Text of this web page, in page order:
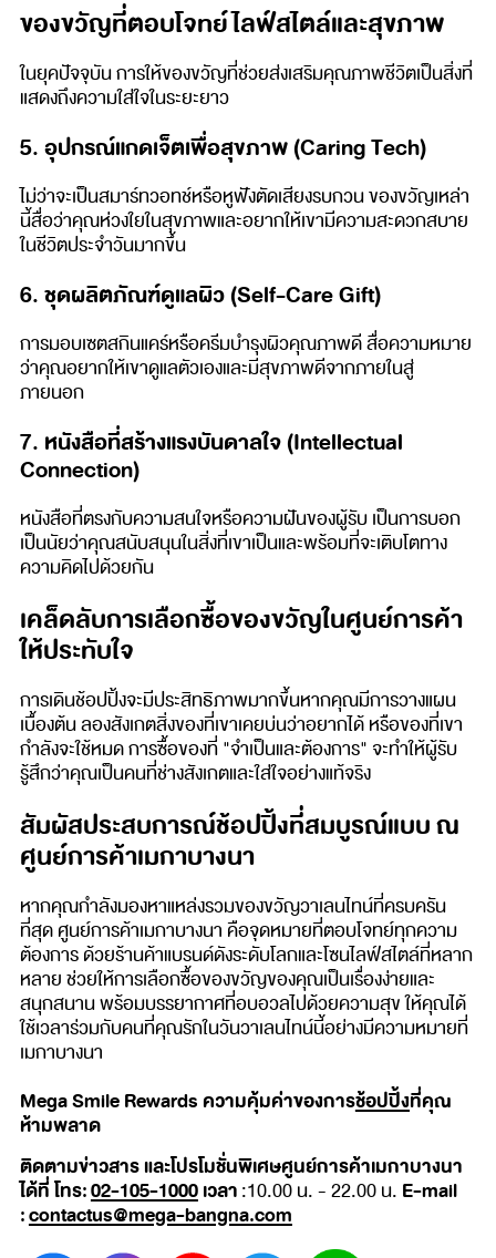
ของขวัญที่ตอบโจทย์ไลฟ์สไตล์และสุขภาพ
ในยุคปัจจุบัน การให้ของขวัญที่ช่วยส่งเสริมคุณภาพชีวิตเป็นสิ่งที่
แสดงถึงความใส่ใจในระยะยาว
5. อุปกรณ์แกดเจ็ตเพื่อสุขภาพ (Caring Tech)
ไม่ว่าจะเป็นสมาร์ทวอทช์หรือหูฟังตัดเสียงรบกวน ของขวัญเหล่า
นี้สื่อว่าคุณห่วงใยในสุขภาพและอยากให้เขามีความสะดวกสบาย
ในชีวิตประจำวันมากขึ้น
6. ชุดผลิตภัณฑ์ดูแลผิว (Self-Care Gift)
การมอบเซตสกินแคร์หรือครีมบำรุงผิวคุณภาพดี สื่อความหมาย
ว่าคุณอยากให้เขาดูแลตัวเองและมีสุขภาพดีจากภายในสู่
ภายนอก
7. หนังสือที่สร้างแรงบันดาลใจ (Intellectual
Connection)
หนังสือที่ตรงกับความสนใจหรือความฝันของผู้รับ เป็นการบอก
เป็นนัยว่าคุณสนับสนุนในสิ่งที่เขาเป็นและพร้อมที่จะเติบโตทาง
ความคิดไปด้วยกัน
เคล็ดลับการเลือกซื้อของขวัญในศูนย์การค้า
ให้ประทับใจ
การเดินช้อปปิ้งจะมีประสิทธิภาพมากขึ้นหากคุณมีการวางแผน
เบื้องต้น ลองสังเกตสิ่งของที่เขาเคยบ่นว่าอยากได้ หรือของที่เขา
กำลังจะใช้หมด การซื้อของที่ "จำเป็นและต้องการ" จะทำให้ผู้รับ
รู้สึกว่าคุณเป็นคนที่ช่างสังเกตและใส่ใจอย่างแท้จริง
สัมผัสประสบการณ์ช้อปปิ้งที่สมบูรณ์แบบ ณ
ศูนย์การค้าเมกาบางนา
หากคุณกำลังมองหาแหล่งรวมของขวัญวาเลนไทน์ที่ครบครัน
ที่สุด ศูนย์การค้าเมกาบางนา คือจุดหมายที่ตอบโจทย์ทุกความ
ต้องการ ด้วยร้านค้าแบรนด์ดังระดับโลกและโซนไลฟ์สไตล์ที่หลาก
หลาย ช่วยให้การเลือกซื้อของขวัญของคุณเป็นเรื่องง่ายและ
สนุกสนาน พร้อมบรรยากาศที่อบอวลไปด้วยความสุข ให้คุณได้
ใช้เวลาร่วมกับคนที่คุณรักในวันวาเลนไทน์นี้อย่างมีความหมายที่
เมกาบางนา
Mega Smile Rewards ความคุ้มค่าของการช้อปปิ้งที่คุณ
ห้ามพลาด
ติดตามข่าวสาร และโปรโมชั่นพิเศษศูนย์การค้าเมกาบางนา
ได้ที่ โทร:02-105-1000เวลา:10.00 น. - 22.00 น. E-mail
:contactus@mega-bangna.com